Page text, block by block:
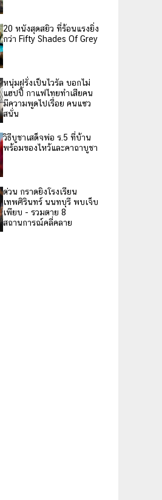
20 หนังสุดสยิว ที่ร้อนแรงยิ่ง
กว่า Fifty Shades Of Grey
หนุ่มฝรั่งเป็นไวรัล บอกไม่
แฮปปี้ กาแฟไทยทำเสียคน
มีความพูดไปเรื่อย คนแซว
สนั่น
วิธีบูชาเสด็จพ่อ ร.5 ที่บ้าน
พร้อมของไหว้และคาถาบูชา
ด่วน กราดยิงโรงเรียน
เทพศิรินทร์ นนทบุรี พบเจ็บ
เพียบ - รวมตาย 8
สถานการณ์คลี่คลาย